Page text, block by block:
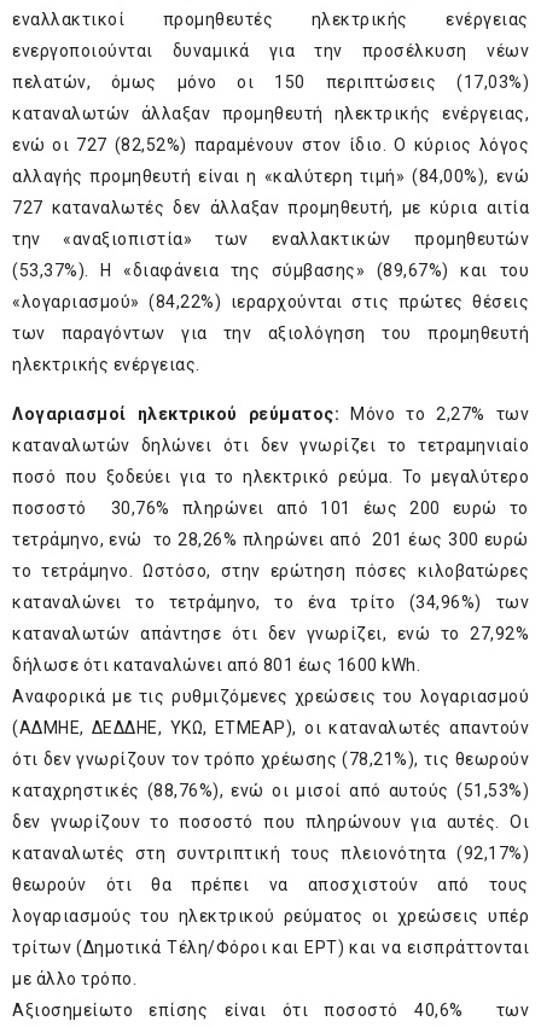
εναλλακτικοί προμηθευτές ηλεκτρικής ενέργειας
ενεργοποιούνται δυναμικά για την προσέλκυση νέων
πελατών, όμως μόνο οι 150 περιπτώσεις (17,03%)
καταναλωτών άλλαξαν προμηθευτή ηλεκτρικής ενέργειας,
ενώ οι 727 (82,52%) παραμένουν στον ίδιο. Ο κύριος λόγος
αλλαγής προμηθευτή είναι η «καλύτερη τιμή» (84,00%), ενώ
727 καταναλωτές δεν άλλαξαν προμηθευτή, με κύρια αιτία
την «αναξιοπιστία» των εναλλακτικών προμηθευτών
(53,37%). Η «διαφάνεια της σύμβασης» (89,67%) και του
«λογαριασμού» (84,22%) ιεραρχούνται στις πρώτες θέσεις
των παραγόντων για την αξιολόγηση του προμηθευτή
ηλεκτρικής ενέργειας.
Λογαριασμοί ηλεκτρικού ρεύματος: Μόνο το 2,27% των
καταναλωτών δηλώνει ότι δεν γνωρίζει το τετραμηνιαίο
ποσό που ξοδεύει για το ηλεκτρικό ρεύμα. Το μεγαλύτερο
ποσοστό 30,76% πληρώνει από 101 έως 200 ευρώ το
τετράμηνο, ενώ το 28,26% πληρώνει από 201 έως 300 ευρώ
το τετράμηνο. Ωστόσο, στην ερώτηση πόσες κιλοβατώρες
καταναλώνει το τετράμηνο, το ένα τρίτο (34,96%) των
καταναλωτών απάντησε ότι δεν γνωρίζει, ενώ το 27,92%
δήλωσε ότι καταναλώνει από 801 έως 1600 kWh.
Αναφορικά με τις ρυθμιζόμενες χρεώσεις του λογαριασμού
(ΑΔΜΗΕ, ΔΕΔΔΗΕ, ΥΚΩ, ΕΤΜΕΑΡ), οι καταναλωτές απαντούν
ότι δεν γνωρίζουν τον τρόπο χρέωσης (78,21%), τις θεωρούν
καταχρηστικές (88,76%), ενώ οι μισοί από αυτούς (51,53%)
δεν γνωρίζουν το ποσοστό που πληρώνουν για αυτές. Οι
καταναλωτές στη συντριπτική τους πλειονότητα (92,17%)
θεωρούν ότι θα πρέπει να αποσχιστούν από τους
λογαριασμούς του ηλεκτρικού ρεύματος οι χρεώσεις υπέρ
τρίτων (Δημοτικά Τέλη/Φόροι και ΕΡΤ) και να εισπράττονται
με άλλο τρόπο.
Αξιοσημείωτο επίσης είναι ότι ποσοστό 40,6% των